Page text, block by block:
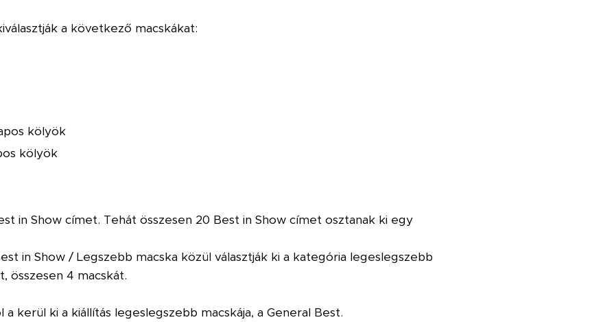
a következő macskákat:
kölyök
kölyök
in Show címet. Tehát összesen 20 Best in Show címet osztanak ki egy
in Show / Legszebb macska közül választják ki a kategória legeslegszebb
összesen 4 macskát.
kerül ki a kiállítás legeslegszebb macskája, a General Best.